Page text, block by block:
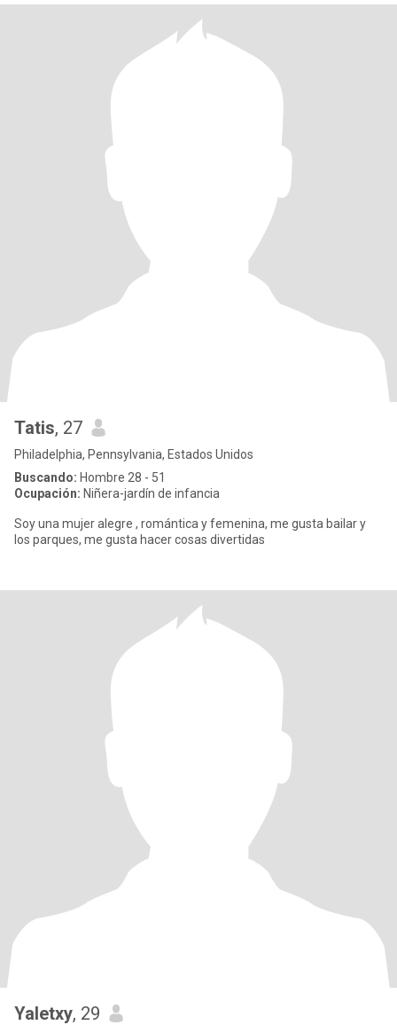
Tatis, 27
Philadelphia, Pennsylvania, Estados Unidos
Buscando: Hombre 28 - 51
Ocupación: Niñera-jardín de infancia
Soy una mujer alegre , romántica y femenina, me gusta bailar y
los parques, me gusta hacer cosas divertidas
Yaletxy, 29